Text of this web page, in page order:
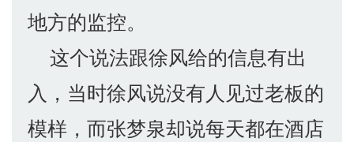
地方的监控。
这个说法跟徐风给的信息有出
入，当时徐风说没有人见过老板的
模样，而张梦泉却说每天都在酒店